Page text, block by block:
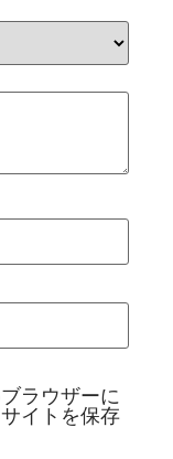
ラウザーに
イトを保存